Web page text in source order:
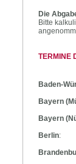
Die
Bitte
TERMINE
Baden-
Bayern
Bayern
Berlin: